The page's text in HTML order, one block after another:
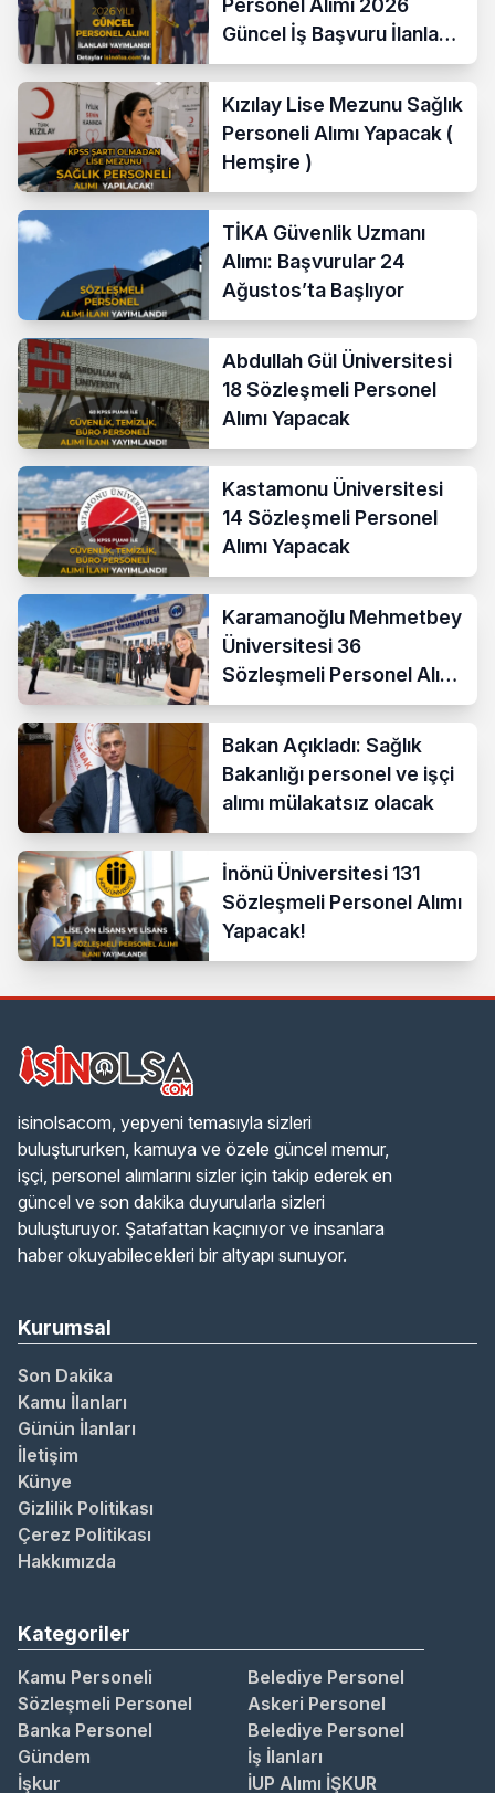
Personel Alımı 2026
Güncel İş Başvuru İlanları
Yayımladı!
Kızılay Lise Mezunu Sağlık
Personeli Alımı Yapacak (
Hemşire )
TİKA Güvenlik Uzmanı
Alımı: Başvurular 24
Ağustos’ta Başlıyor
Abdullah Gül Üniversitesi
18 Sözleşmeli Personel
Alımı Yapacak
Kastamonu Üniversitesi
14 Sözleşmeli Personel
Alımı Yapacak
Karamanoğlu Mehmetbey
Üniversitesi 36
Sözleşmeli Personel Alımı
Yapacak
Bakan Açıkladı: Sağlık
Bakanlığı personel ve işçi
alımı mülakatsız olacak
İnönü Üniversitesi 131
Sözleşmeli Personel Alımı
Yapacak!
isinolsacom, yepyeni temasıyla sizleri
buluştururken, kamuya ve özele güncel memur,
işçi, personel alımlarını sizler için takip ederek en
güncel ve son dakika duyurularla sizleri
buluşturuyor. Şatafattan kaçınıyor ve insanlara
haber okuyabilecekleri bir altyapı sunuyor.
Kurumsal
Son Dakika
Kamu İlanları
Günün İlanları
İletişim
Künye
Gizlilik Politikası
Çerez Politikası
Hakkımızda
Kategoriler
Kamu Personeli
Belediye Personel
Sözleşmeli Personel
Askeri Personel
Banka Personel
Belediye Personel
Gündem
İş İlanları
İşkur
İUP Alımı İŞKUR